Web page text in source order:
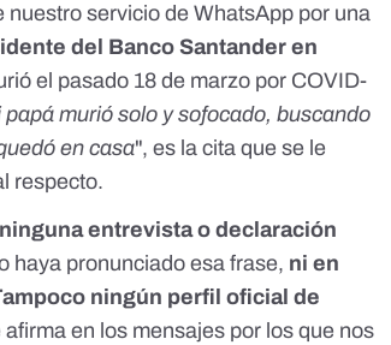
nuestroservicio de WhatsApp por una
del Banco Santander en
el pasado 18 de marzo por COVID-
murió solo y sofocado, buscando
en casa", es la cita que se le
respecto.
ninguna entrevista o declaración
haya pronunciado esa frase, ni en
ningún perfil oficial de
en los mensajes por los que nos